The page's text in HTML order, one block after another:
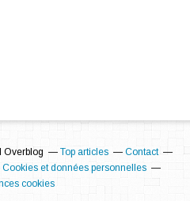
Overblog Top articles
Contact
Cookies et données personnelles
cookies